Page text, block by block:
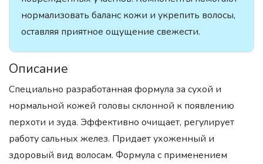
нормализовать баланс кожи и укрепить волосы,
оставляя приятное ощущение свежести.
Описание
Специально разработанная формула за сухой и
нормальной кожей головы склонной к появлению
перхоти и зуда. Эффективно очищает, регулирует
работу сальных желез. Придает ухоженный и
здоровый вид волосам. Формула с применением